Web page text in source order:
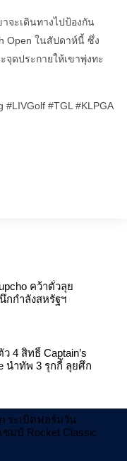
จะเดินทางไปป้องกัน
Open ในสัปดาห์นี้ ซึ่ง
จุดประกายให้เขาพุ่งทะ
#LIVGolf #TGL #KLPGA
คว้าตั๋วลุย
กกำลังสหรัฐฯ
4 สิทธิ์ Captain’s
นำทัพ 3 รุกกี้ ลุยศึก
ระเบิดฟอร์มวัน
มป์ Rocket Classic